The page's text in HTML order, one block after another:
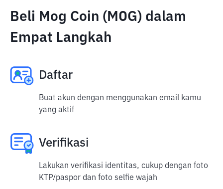
Beli Mog Coin (MOG) dalam
Empat Langkah
Daftar
Buat akun dengan menggunakan email kamu
yang aktif
Verifikasi
Lakukan verifikasi identitas, cukup dengan foto
KTP/paspor dan foto selfie wajah